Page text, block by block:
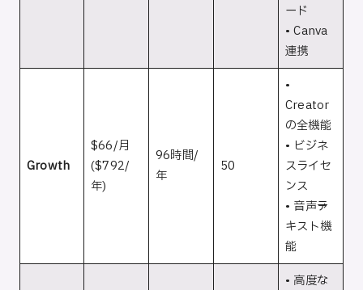
ード
• Canva
連携
Growth
$66/月
($792/
年)
96時間/
年
50
•
Creator
の全機能
• ビジネ
スライセ
ンス
• 音声→テ
キスト機
能
• 高度な